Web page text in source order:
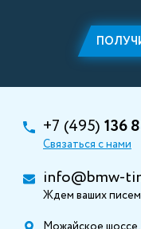
+7 (495) 136
Связаться с нами
info@bmw-
Ждем ваших